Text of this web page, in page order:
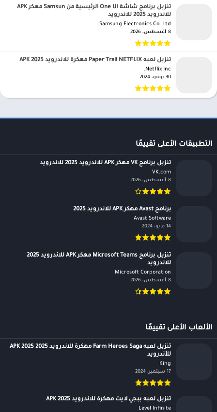
تنزيل برنامج شاشة One UI الرئيسية من Samsun مهكر APK
للاندرويد 2025 للاندرويد
Samsung Electronics Co. Ltd.‏
8 أغسطس، 2026
تنزيل لعبه Paper Trail NETFLIX مهكرة للاندرويد APK 2025
Netflix Inc.‏
30 يونيو، 2024
التطبيقات الأعلى تقييمًا
تنزيل برنامج VK مهكر APK للاندرويد 2025 للاندرويد
VK.com‏
8 أغسطس، 2026
برنامج Avast مهكر APK للاندرويد 2025
Avast Software‏
14 مايو، 2024
تنزيل برنامج Microsoft Teams مهكر APK للاندرويد 2025
للاندرويد
Microsoft Corporation‏
8 أغسطس، 2026
الألعاب الأعلى تقييمًا
تنزيل لعبه Farm Heroes Saga مهكرة للاندرويد APK 2025 2025
للأندرويد
King‏
17 سبتمبر، 2024
تنزيل لعبه ببجي لايت مهكرة للاندرويد APK 2025
Level Infinite‏